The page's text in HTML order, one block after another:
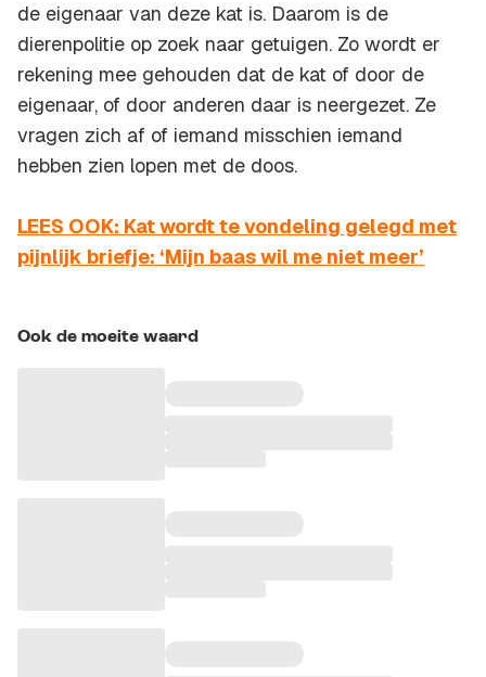
de eigenaar van deze kat is. Daarom is de
dierenpolitie op zoek naar getuigen. Zo wordt er
rekening mee gehouden dat de kat of door de
eigenaar, of door anderen daar is neergezet. Ze
vragen zich af of iemand misschien iemand
hebben zien lopen met de doos.
LEES OOK: Kat wordt te vondeling gelegd met
pijnlijk briefje: ‘Mijn baas wil me niet meer’
Ook de moeite waard